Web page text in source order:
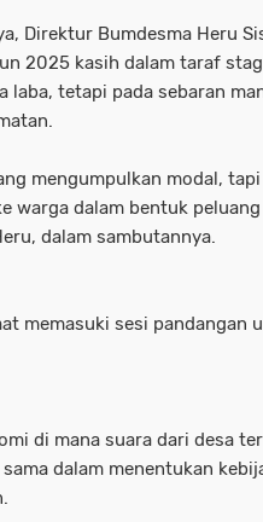
Direktur Bumdesma Heru
2025 kasih dalam taraf
laba, tetapi pada sebaran
mengumpulkan modal,
warga dalam bentuk
dalam sambutannya.
memasuki sesi pandangan
di mana suara dari desa
dalam menentukan